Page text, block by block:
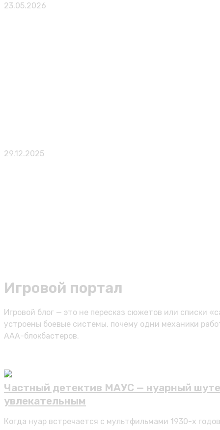
23.05.2026
29.12.2025
Игровой портал
Игровой блог — это не пересказ сюжетов или списки
устроены боевые системы, почему одни механики
AAA-блокбастеров.
Частный детектив МАУС — нуарный
увлекательным
Когда нуар встречается с мультфильмами 1930-х